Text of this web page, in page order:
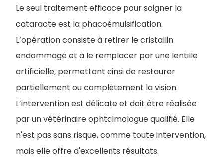
Le seul traitement efficace pour soigner la
cataracte est la phacoémulsification.
L’opération consiste à retirer le cristallin
endommagé et à le remplacer par une lentille
artificielle, permettant ainsi de restaurer
partiellement ou complètement la vision.
L’intervention est délicate et doit être réalisée
par un vétérinaire ophtalmologue qualifié. Elle
n'est pas sans risque, comme toute intervention,
mais elle offre d'excellents résultats.